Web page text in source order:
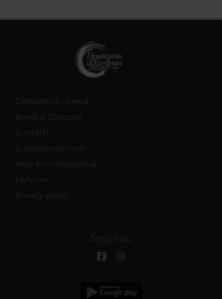
Dottorati di ricerca
Bandi e Concorsi
Contatti
Supporto tecnico
Area Amministrativa
MyUnivr
Privacy policy
Segui su